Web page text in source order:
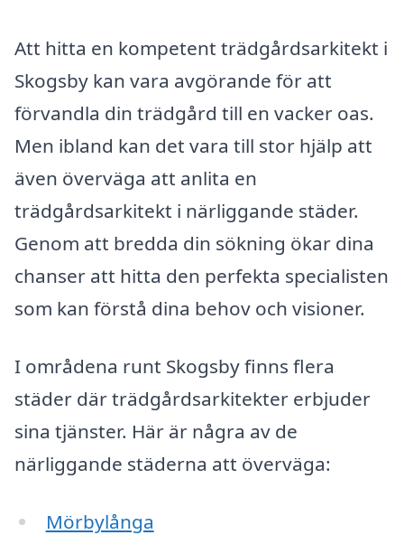
Att hitta en kompetent trädgårdsarkitekt i
Skogsby kan vara avgörande för att
förvandla din trädgård till en vacker oas.
Men ibland kan det vara till stor hjälp att
även överväga att anlita en
trädgårdsarkitekt i närliggande städer.
Genom att bredda din sökning ökar dina
chanser att hitta den perfekta specialisten
som kan förstå dina behov och visioner.
I områdena runt Skogsby finns flera
städer där trädgårdsarkitekter erbjuder
sina tjänster. Här är några av de
närliggande städerna att överväga:
Mörbylånga